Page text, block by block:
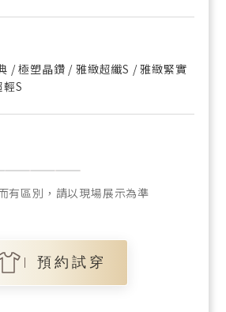
/ 極塑晶鑽 / 雅緻超纖S / 雅緻緊實
S
有區別，請以現場展示為準
預約試穿